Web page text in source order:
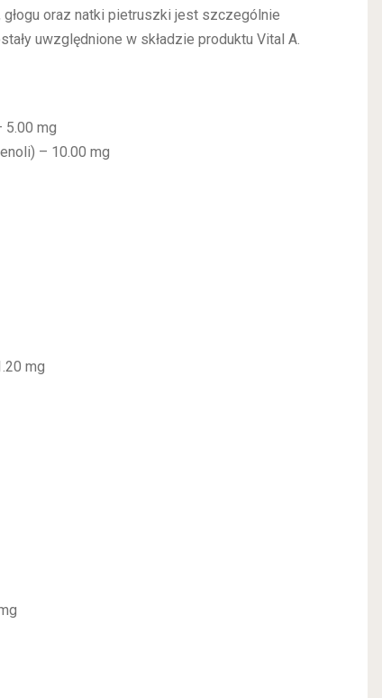
oraz natki pietruszki jest szczególnie
uwzględnione w składzie produktu Vital A.
5.00 mg
– 10.00 mg
mg